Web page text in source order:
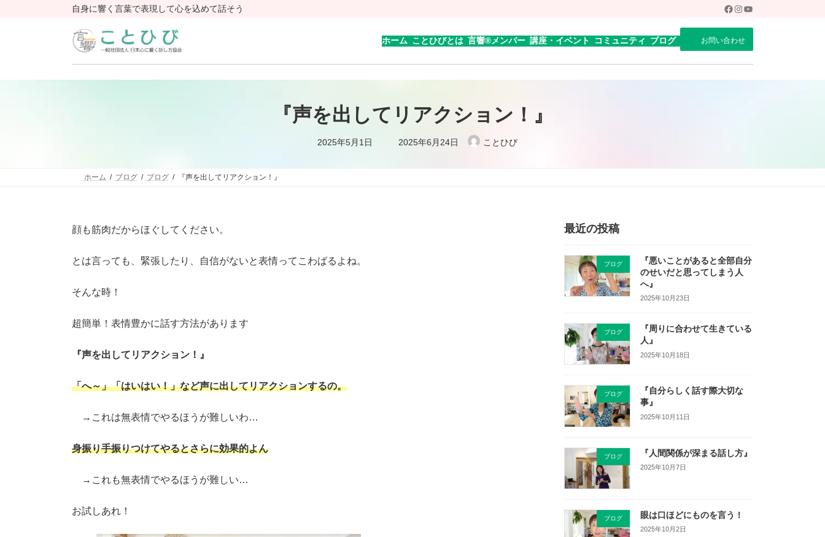
自身に響く言葉で表現して心を込めて話そう Facebook
Instagram
YouTube
ホーム ことひびとは 言響®︎メンバー 講座・イベント コミュニティ ブログ お問い合わせ
『声を出してリアクション！』
2025年5月1日
最
終
2025年6月24日 ことひび
ホーム ブログ ブログ 『声を出してリアクション！』
顔も筋肉だからほぐしてください。
とは言っても、緊張したり、自信がないと表情ってこわばるよね。
そんな時！
超簡単！表情豊かに話す方法があります
『声を出してリアクション！』
「へ～」「はいはい！」など声に出してリアクションするの。
→これは無表情でやるほうが難しいわ…
身振り手振りつけてやるとさらに効果的よん
→これも無表情でやるほうが難しい…
お試しあれ！
最近の投稿
ブログ
『悪いことがあると全部自分
のせいだと思ってしまう人
へ』
2025年10月23日
ブログ
『周りに合わせて生きている
人』
2025年10月18日
ブログ
『自分らしく話す際大切な
事』
2025年10月11日
ブログ 『人間関係が深まる話し方』
2025年10月7日
ブログ 眼は口ほどにものを言う！
2025年10月2日